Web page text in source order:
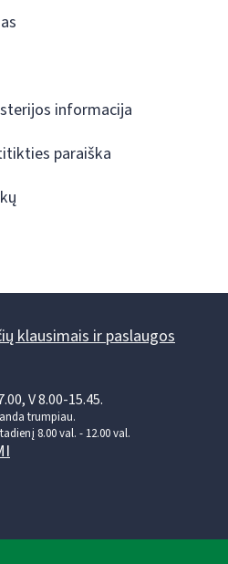
informacija
paraiška
klausimais ir paslaugos
V 8.00-15.45.
trumpiau.
8.00 val. - 12.00 val.